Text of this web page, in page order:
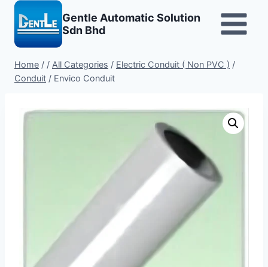
Skip
content
Gentle Automatic Solution
Sdn Bhd
Home / / All Categories / Electric Conduit ( Non PVC ) /
Conduit / Envico Conduit